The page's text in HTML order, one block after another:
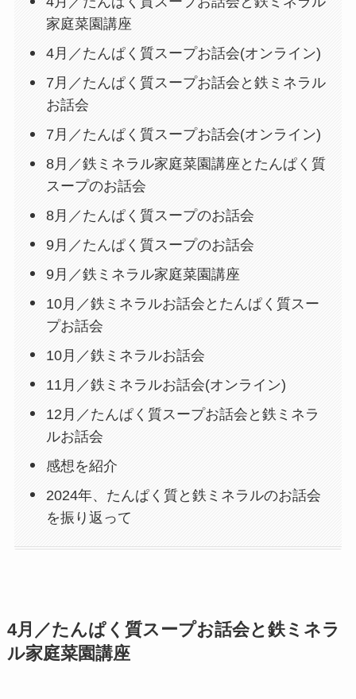
家庭菜園講座
4月／たんぱく質スープお話会(オンライン)
7月／たんぱく質スープお話会と鉄ミネラル
お話会
7月／たんぱく質スープお話会(オンライン)
8月／鉄ミネラル家庭菜園講座とたんぱく質
スープのお話会
8月／たんぱく質スープのお話会
9月／たんぱく質スープのお話会
9月／鉄ミネラル家庭菜園講座
10月／鉄ミネラルお話会とたんぱく質スー
プお話会
10月／鉄ミネラルお話会
11月／鉄ミネラルお話会(オンライン)
12月／たんぱく質スープお話会と鉄ミネラ
ルお話会
感想を紹介
2024年、たんぱく質と鉄ミネラルのお話会
を振り返って
4月／たんぱく質スープお話会と鉄ミネラ
ル家庭菜園講座